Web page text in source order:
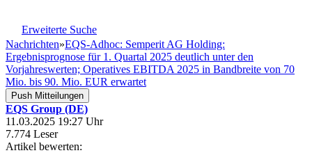
Erweiterte Suche
Nachrichten»EQS-Adhoc: Semperit AG Holding:
Ergebnisprognose für 1. Quartal 2025 deutlich unter den
Vorjahreswerten; Operatives EBITDA 2025 in Bandbreite von 70
Mio. bis 90. Mio. EUR erwartet
Push Mitteilungen
EQS Group (DE)
11.03.2025 19:27 Uhr
7.774 Leser
Artikel bewerten: